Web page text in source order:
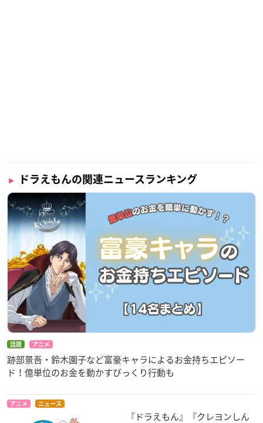
ドラえもんの関連ニュースランキング
話題 アニメ
跡部景吾・鈴木園子など富豪キャラによるお金持ちエピソー
ド！億単位のお金を動かすびっくり行動も
アニメ ニュース
『ドラえもん』『クレヨンしん